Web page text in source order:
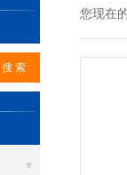
您现在